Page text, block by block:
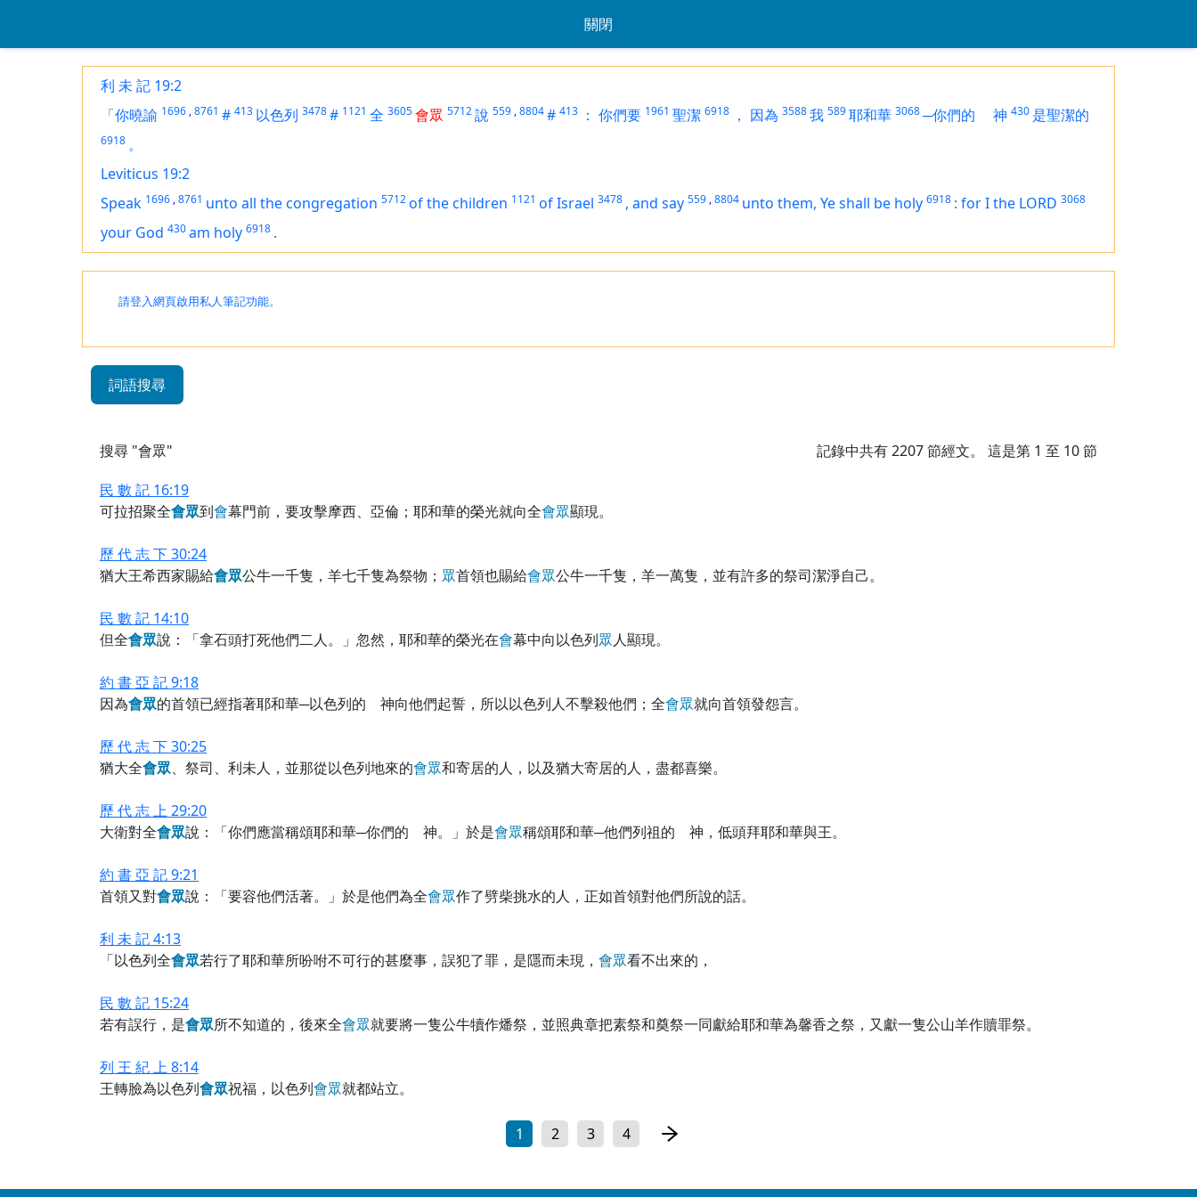
關閉
利 未 記 19:2
「你曉諭 1696 ,8761 # 413 以色列 3478# 1121 全 3605會眾 5712說 559 ,8804# 413 ： 你們要 1961 聖潔 6918 ， 因為 3588我 589耶和華 3068─你們的 神 430 是聖潔的
6918 。
Leviticus 19:2
Speak 1696 ,8761 unto all the congregation 5712of the children 1121 of Israel 3478 , and say 559 ,8804 unto them, Ye shall be holy 6918 : for I the LORD 3068
your God 430am holy 6918 .
請登入網頁啟用私人筆記功能。
詞語搜尋
搜尋 "會眾" 記錄中共有2207節經文。 這是第 1 至 10 節
民 數 記 16:19
可拉招聚全會眾到會幕門前，要攻擊摩西、亞倫；耶和華的榮光就向全會眾顯現。
歷 代 志 下 30:24
猶大王希西家賜給會眾公牛一千隻，羊七千隻為祭物； 眾首領也賜給會眾公牛一千隻，羊一萬隻，並有許多的祭司潔淨自己。
民 數 記 14:10
但全會眾說：「拿石頭打死他們二人。」忽然，耶和華的榮光在會幕中向以色列眾人顯現。
約 書 亞 記 9:18
因為會眾的首領已經指著耶和華─以色列的 神向他們起誓，所以以色列人不擊殺他們；全會眾就向首領發怨言。
歷 代 志 下 30:25
猶大全會眾、祭司、利未人，並那從以色列地來的會眾和寄居的人，以及猶大寄居的人，盡都喜樂。
歷 代 志 上 29:20
大衛對全會眾說：「你們應當稱頌耶和華─你們的 神。」於是會眾稱頌耶和華─他們列祖的 神，低頭拜耶和華與王。
約 書 亞 記 9:21
首領又對會眾說：「要容他們活著。」於是他們為全會眾作了劈柴挑水的人，正如首領對他們所說的話。
利 未 記 4:13
「以色列全會眾若行了耶和華所吩咐不可行的甚麼事，誤犯了罪，是隱而未現， 會眾看不出來的，
民 數 記 15:24
若有誤行，是會眾所不知道的，後來全會眾就要將一隻公牛犢作燔祭，並照典章把素祭和奠祭一同獻給耶和華為馨香之祭，又獻一隻公山羊作贖罪祭。
列 王 紀 上 8:14
王轉臉為以色列會眾祝福，以色列會眾就都站立。
1 2 3 4